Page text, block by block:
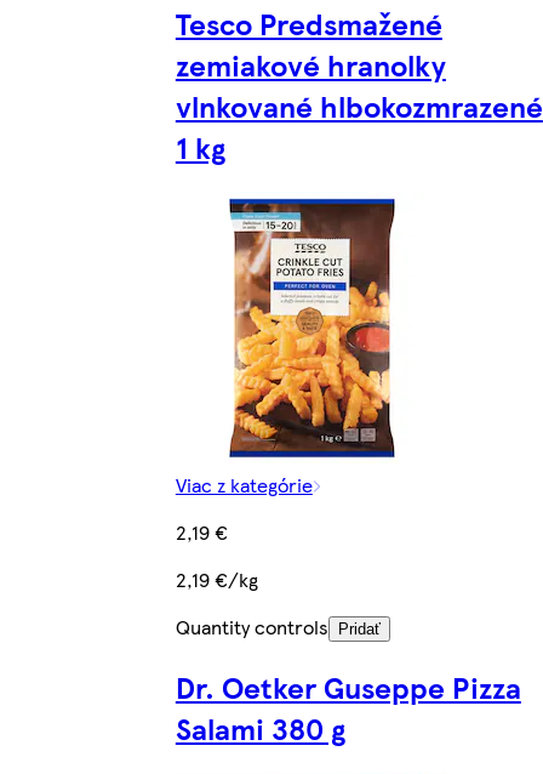
Tesco Predsmažené
zemiakové hranolky
vlnkované hlbokozmrazené
1 kg
Viac z kategórie
2,19 €
2,19 €/kg
Quantity controls
Pridať
Dr. Oetker Guseppe Pizza
Salami 380 g